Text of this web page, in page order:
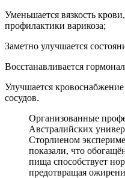
Уменьшается вязкость
профилактики варикоза;
Заметно улучшается
Восстанавливается
Улучшается
сосудов.
Организованные
Австралийских
Сторлиеном
показали, что
пища способствует
предотвращая